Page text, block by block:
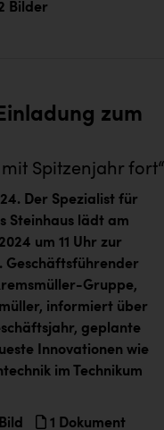
Bilder
zum
Spitzenjahr fort“
Der Spezialist für
Steinhaus lädt am
um 11 Uhr zur
Geschäftsführender
Gruppe,
informiert über
geplante
Innovationen wie
im Technikum
1 Dokument